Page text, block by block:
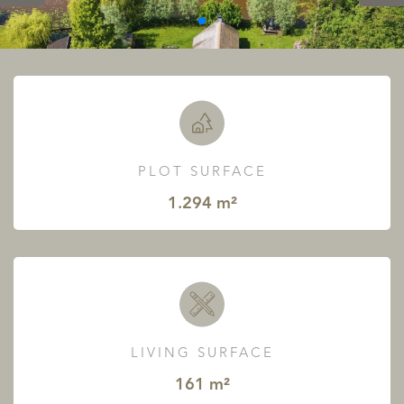
PLOT SURFACE
1.294 m²
LIVING SURFACE
161 m²